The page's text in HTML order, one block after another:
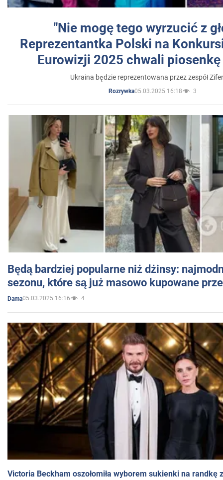
"Nie mogę tego wyrzucić z
Reprezentantka Polski na
Eurowizji 2025 chwali
Ukraina będzie reprezentowana przez zespół
Rozrywka05.03.2025 16:18 3
Będą bardziej popularne niż dżinsy:
sezonu, które są już masowo kupowane
Dama05.03.2025 16:16 4
Victoria Beckham oszołomiła wyborem sukienki na randkę